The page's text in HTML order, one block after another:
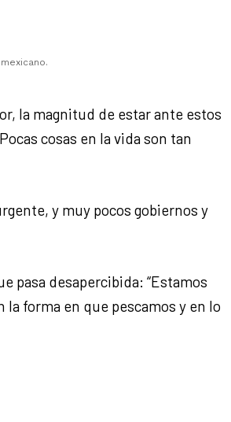
la magnitud de estar ante estos
cosas en la vida son tan
y muy pocos gobiernos y
pasa desapercibida: “Estamos
forma en que pescamos y en lo